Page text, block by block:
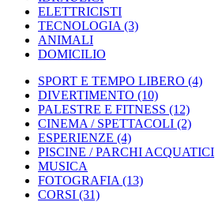
ELETTRICISTI
TECNOLOGIA (3)
ANIMALI
DOMICILIO
SPORT E TEMPO LIBERO (4)
DIVERTIMENTO (10)
PALESTRE E FITNESS (12)
CINEMA / SPETTACOLI (2)
ESPERIENZE (4)
PISCINE / PARCHI ACQUATICI
MUSICA
FOTOGRAFIA (13)
CORSI (31)